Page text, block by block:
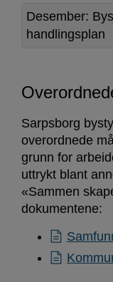
Desember:
handlingsplan
Sarpsborg
overordnede
grunn for
uttrykt blant
«Sammen
dokumentene: